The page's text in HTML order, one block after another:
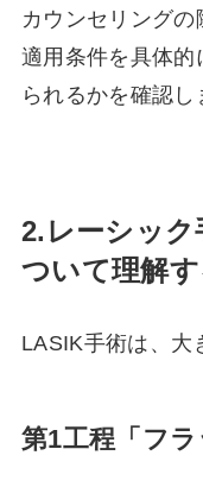
カウンセリング
適用条件を具体
られるかを確認し
2. レーシッ
ついて理解
LASIK手術は、大
第1工程「フラ